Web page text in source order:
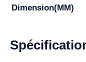
Dimension(MM)